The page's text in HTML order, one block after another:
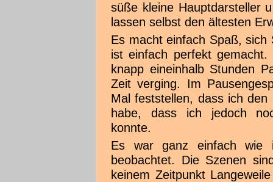
süße kleine Hauptdarsteller
lassen selbst den ältesten
Es macht einfach Spaß, sich
ist einfach perfekt
knapp eineinhalb Stunden
Zeit verging. Im
Mal feststellen, dass ich
habe, dass ich jedoch
konnte.
Es war ganz einfach wie
beobachtet. Die Szenen
keinem Zeitpunkt